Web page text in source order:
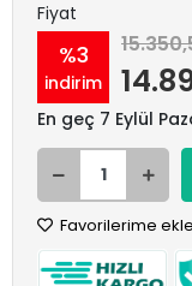
Fiyat
%3
indirim
En geç 7 Eylül
Favorilerime ekle